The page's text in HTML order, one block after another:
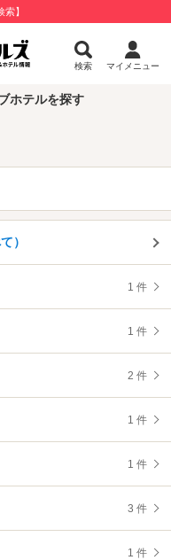
】
検索 マイメニュー
ホテルを探す
）
1 件
1 件
2 件
1 件
1 件
3 件
1 件